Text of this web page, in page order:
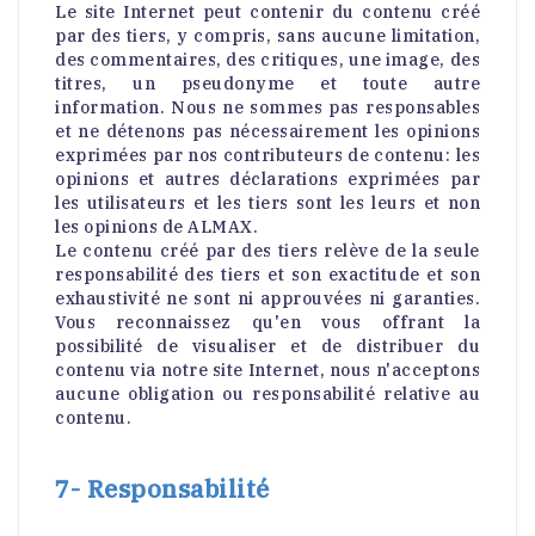
Le site Internet peut contenir du contenu créé
par des tiers, y compris, sans aucune limitation,
des commentaires, des critiques, une image, des
titres, un pseudonyme et toute autre
information. Nous ne sommes pas responsables
et ne détenons pas nécessairement les opinions
exprimées par nos contributeurs de contenu: les
opinions et autres déclarations exprimées par
les utilisateurs et les tiers sont les leurs et non
les opinions de ALMAX.
Le contenu créé par des tiers relève de la seule
responsabilité des tiers et son exactitude et son
exhaustivité ne sont ni approuvées ni garanties.
Vous reconnaissez qu'en vous offrant la
possibilité de visualiser et de distribuer du
contenu via notre site Internet, nous n'acceptons
aucune obligation ou responsabilité relative au
contenu.
7- Responsabilité